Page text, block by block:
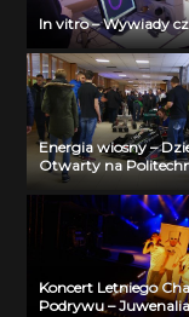
In vitro – Wywiady
Energia wiosny –
Otwarty na
Białostockiej
Koncert Letniego
Podrywu –